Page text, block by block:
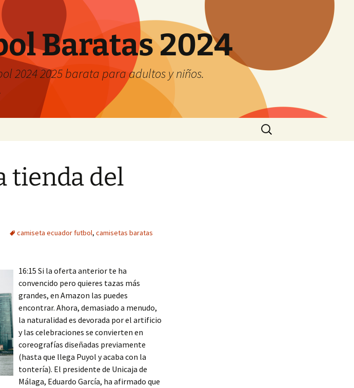
Baratas 2024
2024 2025 barata para adultos y niños.
Buscar:
tienda del
camiseta ecuador futbol, camisetas baratas
16:15 Si la oferta anterior te ha
convencido pero quieres tazas más
grandes, en Amazon las puedes
encontrar. Ahora, demasiado a menudo,
la naturalidad es devorada por el artificio
y las celebraciones se convierten en
coreografías diseñadas previamente
(hasta que llega Puyol y acaba con la
tontería). El presidente de Unicaja de
Málaga, Eduardo García, ha afirmado que